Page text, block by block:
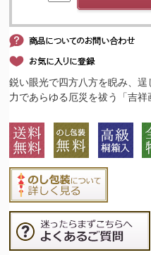
鋭い眼光で四方八方を睨み、
力であらゆる厄災を祓う「吉祥